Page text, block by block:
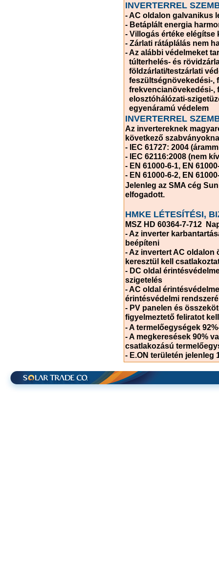
INVERTERREL
- AC oldalon galvanikus
- Betáplált energia
- Villogás értéke
- Zárlati rátáplálás nem
- Az alábbi védelmeket
túlterhelés- és
földzárlati/testzárlati
feszültségnövekedési-,
frekvencianövekedési-,
elosztóhálózati-
egyenáramú védelem
INVERTERREL
Az invertereknek
következő
- IEC 61727: 2004
- IEC 62116:2008 (nem
- EN 61000-6-1, EN
- EN 61000-6-2, EN
Jelenleg az SMA cég
elfogadott.
HMKE LÉTESÍTÉSI,
MSZ HD 60364-7-712
- Az inverter
beépíteni
- Az invertert AC
keresztül kell
- DC oldal
szigetelés
- AC oldal
érintésvédelmi
- PV panelen és
figyelmeztető feliratot
- A termelőegységek
- A megkeresések 90%
csatlakozású
- E.ON területén jelenleg